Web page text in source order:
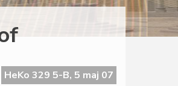
HeKo 329 5-B, 5 maj 07